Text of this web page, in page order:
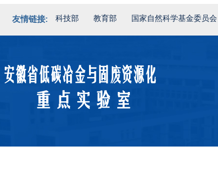
友情链接: 科技部 教育部 国家自然科学基金委员会